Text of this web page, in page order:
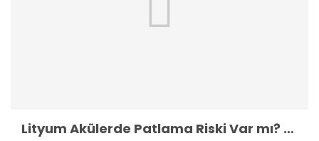
Lityum Akülerde Patlama Riski Var mı? Nedenleri, Belirtileri ve Önleme Yöntemleri